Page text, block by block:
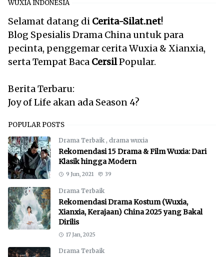
WUXIA INDONESIA
Selamat datang di Cerita-Silat.net!
Blog Spesialis Drama China untuk para
pecinta, penggemar cerita Wuxia & Xianxia,
serta Tempat Baca CersilPopular.
Berita Terbaru:
Joy of Life akan ada Season 4?
POPULAR POSTS
Drama Terbaik , drama wuxia
Rekomendasi 15 Drama & Film Wuxia: Dari
Klasik hingga Modern
9 Jun, 2021 39
Drama Terbaik
Rekomendasi Drama Kostum (Wuxia,
Xianxia, Kerajaan) China 2025 yang Bakal
Dirilis
17 Jan, 2025
Drama Terbaik